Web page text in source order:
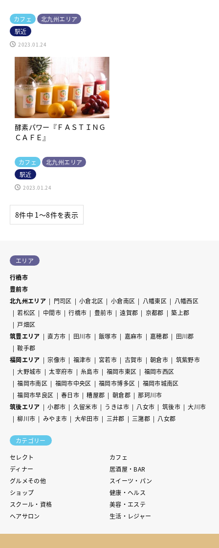
カフェ
北九州エリア
駅近
2023.01.24
酵素パワー『ＦＡＳＴＩＮＧ
ＣＡＦＥ』
カフェ
北九州エリア
駅近
2023.01.24
8件中 1〜8件を表示
エリア
行橋市
豊前市
北九州エリア
門司区 小倉北区 小倉南区 八幡東区
八幡西区
若松区
中間市 行橋市 豊前市 遠賀郡 京都郡
築上郡
戸畑区
筑豊エリア
直方市 田川市 飯塚市 嘉麻市 嘉穂郡
田川郡
鞍手郡
福岡エリア
宗像市 福津市 宮若市 古賀市 朝倉市
筑紫野市
大野城市
太宰府市 糸島市 福岡市東区
福岡市西区
福岡市南区
福岡市中央区 福岡市博多区
福岡市城南区
福岡市早良区
春日市 糟屋郡 朝倉郡
那珂川市
筑後エリア
小郡市 久留米市 うきは市 八女市 筑後市
大川市
柳川市
みやま市 大牟田市 三井郡 三潴郡 八女郡
カテゴリー
セレクト
カフェ
ディナー
居酒屋・BAR
グルメその他
スイーツ・パン
ショップ
健康・ヘルス
スクール・資格
美容・エステ
ヘアサロン
生活・レジャー